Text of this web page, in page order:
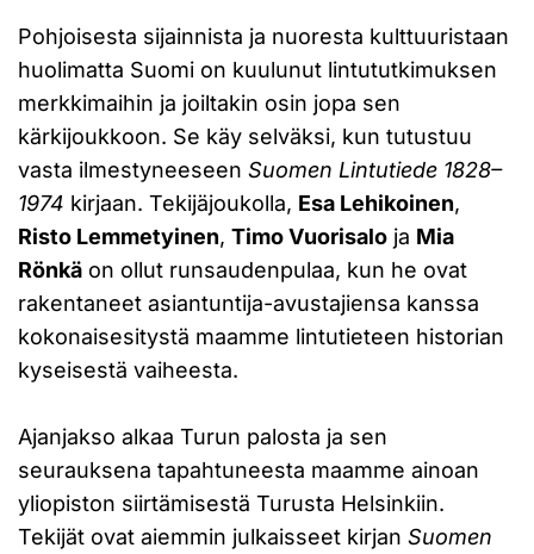
Pohjoisesta sijainnista ja nuoresta kulttuuristaan
huolimatta Suomi on kuulunut lintututkimuksen
merkkimaihin ja joiltakin osin jopa sen
kärkijoukkoon. Se käy selväksi, kun tutustuu
vasta ilmestyneeseen Suomen Lintutiede 1828–
1974 kirjaan. Tekijäjoukolla, Esa Lehikoinen,
Risto Lemmetyinen, Timo Vuorisalo ja Mia
Rönkä on ollut runsaudenpulaa, kun he ovat
rakentaneet asiantuntija-avustajiensa kanssa
kokonaisesitystä maamme lintutieteen historian
kyseisestä vaiheesta.
Ajanjakso alkaa Turun palosta ja sen
seurauksena tapahtuneesta maamme ainoan
yliopiston siirtämisestä Turusta Helsinkiin.
Tekijät ovat aiemmin julkaisseet kirjan Suomen